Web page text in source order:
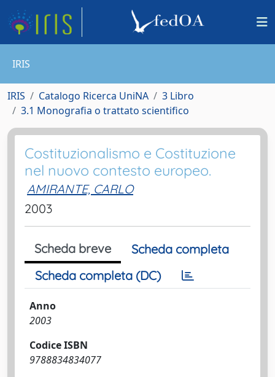
IRIS
IRIS Catalogo Ricerca UniNA
3 Libro
3.1 Monografia o trattato scientifico
Costituzionalismo e Costituzione
nel nuovo contesto europeo.
AMIRANTE, CARLO
2003
Scheda breve
Scheda completa
Scheda completa (DC)
Anno
2003
Codice ISBN
9788834834077